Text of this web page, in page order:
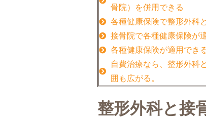
骨院）を併用できる
各種健康保険で整形外科
接骨院で各種健康保険が
各種健康保険が適用でき
自費治療なら、整形外科
囲も広がる。
整形外科と接